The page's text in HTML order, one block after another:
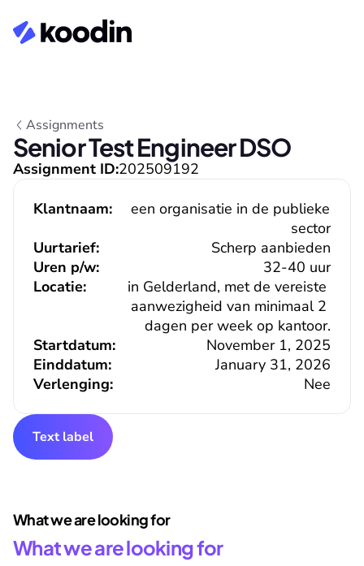
Assignments
Senior Test Engineer DSO
Assignment ID:202509192
Klantnaam:
een organisatie in de publieke
sector
Uurtarief:
Scherp aanbieden
32-40 uur
Uren p/w:
Locatie:
in Gelderland, met de vereiste
aanwezigheid van minimaal 2
dagen per week op kantoor.
Verlenging: Nee
Einddatum: January 31, 2026
Startdatum: November 1, 2025
Text label
What we are looking for
What we are looking for